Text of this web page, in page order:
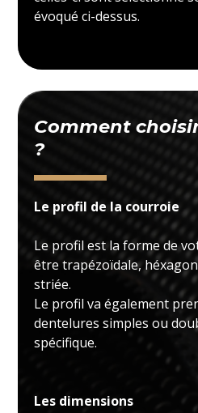
évoqué ci-dessus.
Comment
?
Le profil de la courroie
Le profil est la forme de
être trapézoïdale,
striée.
Le profil va également
dentelures simples ou
spécifique.
Les dimensions